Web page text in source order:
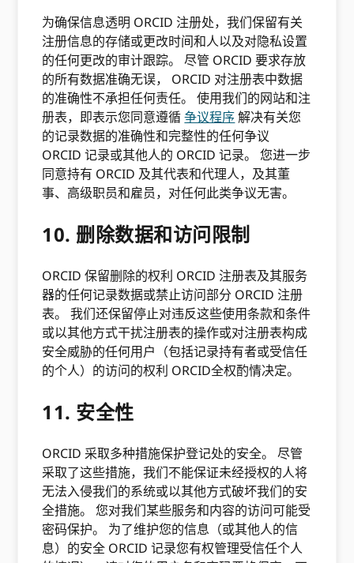
为确保信息透明 ORCID 注册处，我们保留有关
注册信息的存储或更改时间和人以及对隐私设置
的任何更改的审计跟踪。 尽管 ORCID 要求存放
的所有数据准确无误， ORCID 对注册表中数据
的准确性不承担任何责任。 使用我们的网站和注
册表，即表示您同意遵循争议程序解决有关您
的记录数据的准确性和完整性的任何争议
ORCID 记录或其他人的 ORCID 记录。 您进一步
同意持有 ORCID 及其代表和代理人，及其董
事、高级职员和雇员，对任何此类争议无害。
10. 删除数据和访问限制
ORCID 保留删除的权利 ORCID 注册表及其服务
器的任何记录数据或禁止访问部分 ORCID 注册
表。 我们还保留停止对违反这些使用条款和条件
或以其他方式干扰注册表的操作或对注册表构成
安全威胁的任何用户（包括记录持有者或受信任
的个人）的访问的权利 ORCID全权酌情决定。
11. 安全性
ORCID 采取多种措施保护登记处的安全。 尽管
采取了这些措施，我们不能保证未经授权的人将
无法入侵我们的系统或以其他方式破坏我们的安
全措施。 您对我们某些服务和内容的访问可能受
密码保护。 为了维护您的信息（或其他人的信
息）的安全 ORCID 记录您有权管理受信任个人